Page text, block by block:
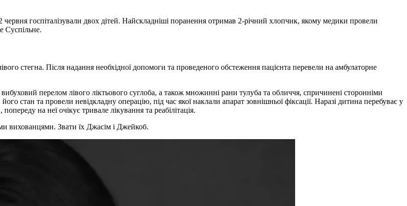
червня госпіталізували двох дітей. Найскладніші поранення отримав 2-річний хлопчик, якому медики провели
Суспільне.
стегна. Після надання необхідної допомоги та проведеного обстеження пацієнта перевели на амбулаторне
перелом лівого ліктьового суглоба, а також множинні рани тулуба та обличчя, спричинені сторонніми
стан та провели невідкладну операцію, під час якої наклали апарат зовнішньої фіксації. Наразі дитина перебуває у
на неї очікує тривале лікування та реабілітація.
вихованцями. Звати їх Джасім і Джейкоб.